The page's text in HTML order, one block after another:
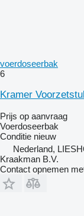
voerdoseerbak
6
Kramer
Prijs op aanvraag
Voerdoseerbak
Conditie nieuw
Nederland,
Kraakman B.V.
Contact opnemen